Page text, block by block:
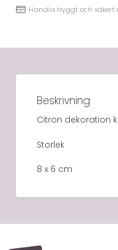
Handla tryggt och säkert
Beskrivning
Citron dekoration
Storlek
8 x 6 cm